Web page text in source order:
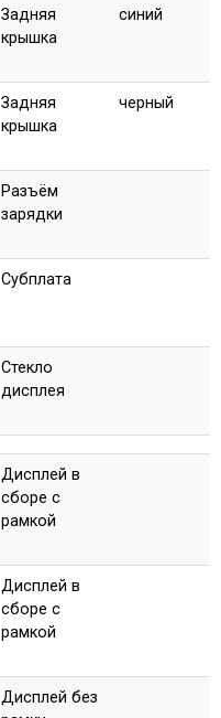
Задняя
крышка
синий
Задняя
крышка
черный
Разъём
зарядки
Субплата
Стекло
дисплея
Дисплей в
сборе с
рамкой
Дисплей в
сборе с
рамкой
Дисплей без